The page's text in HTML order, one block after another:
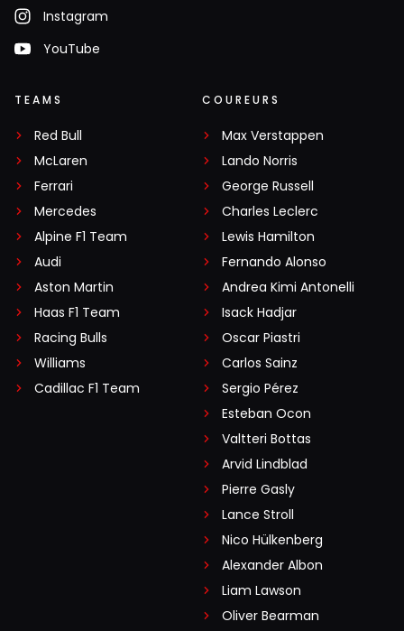
Instagram
YouTube
TEAMS
Red Bull
McLaren
Ferrari
Mercedes
Alpine F1 Team
Audi
Aston Martin
Haas F1 Team
Racing Bulls
Williams
Cadillac F1 Team
COUREURS
Max Verstappen
Lando Norris
George Russell
Charles Leclerc
Lewis Hamilton
Fernando Alonso
Andrea Kimi Antonelli
Isack Hadjar
Oscar Piastri
Carlos Sainz
Sergio Pérez
Esteban Ocon
Valtteri Bottas
Arvid Lindblad
Pierre Gasly
Lance Stroll
Nico Hülkenberg
Alexander Albon
Liam Lawson
Oliver Bearman